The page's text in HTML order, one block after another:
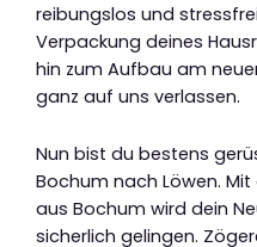
reibungslos und
Verpackung deines
hin zum Aufbau am
ganz auf uns verlassen.
Nun bist du bestens
Bochum nach Löwen.
aus Bochum wird dein
sicherlich gelingen.